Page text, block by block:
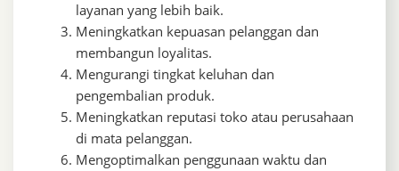
layanan yang lebih baik.
Meningkatkan kepuasan pelanggan dan
membangun loyalitas.
Mengurangi tingkat keluhan dan
pengembalian produk.
Meningkatkan reputasi toko atau perusahaan
di mata pelanggan.
Mengoptimalkan penggunaan waktu dan